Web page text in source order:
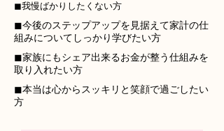
◼我慢ばかりしたくない方
◼今後のステップアップを見据えて家計の仕
組みについてしっかり学びたい方
◼家族にもシェア出来るお金が整う仕組みを
取り入れたい方
◼本当は心からスッキリと笑顔で過ごしたい
方